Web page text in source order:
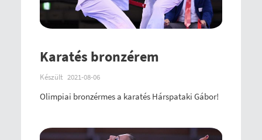
Karatés bronzérem
Készült 2021-08-06
Olimpiai bronzérmes a karatés Hárspataki Gábor!